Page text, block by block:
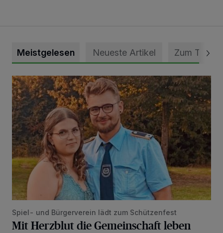
Meistgelesen Neueste Artikel Zum Thema
Mit Herzblut die Gemeinschaft leben
Spiel- und Bürgerverein lädt zum Schützenfest
Mit Herzblut die Gemeinschaft leben